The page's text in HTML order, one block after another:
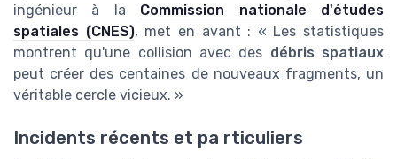
ingénieur à la Commission nationale d'études
spatiales (CNES), met en avant : « Les statistiques
montrent qu'une collision avec des débris spatiaux
peut créer des centaines de nouveaux fragments, un
véritable cercle vicieux. »
Incidents récents et pa rticuliers